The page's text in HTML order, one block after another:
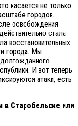
касается не только
городов.
освобождения
стала
восстановительных
города. Мы
И вот теперь
атаки, есть
в Старобельске или